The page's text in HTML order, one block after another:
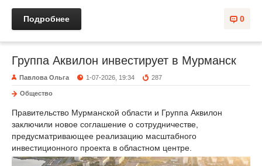
0
Подробнее
Группа Аквилон инвестирует в Мурманск
Павлова Ольга 1-07-2026, 19:34 287
Общество
Правительство Мурманской области и Группа Аквилон
заключили новое соглашение о сотрудничестве,
предусматривающее реализацию масштабного
инвестиционного проекта в областном центре.